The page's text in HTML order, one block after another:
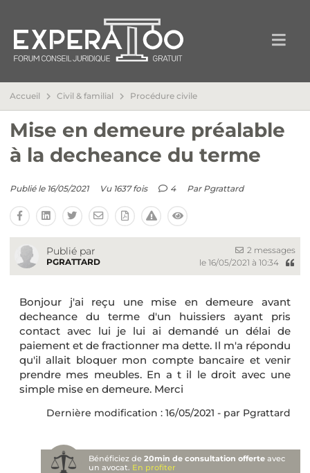
Accueil Civil & familial Procédure civile
Mise en demeure préalable
à la decheance du terme
Publié le 16/05/2021 Vu 1637 fois 4 Par Pgrattard
Publié par
PGRATTARD
2 messages
le 16/05/2021 à 10:34
Bonjour j'ai reçu une mise en demeure avant
decheance du terme d'un huissiers ayant pris
contact avec lui je lui ai demandé un délai de
paiement et de fractionner ma dette. Il m'a répondu
qu'il allait bloquer mon compte bancaire et venir
prendre mes meubles. En a t il le droit avec une
simple mise en demeure. Merci
Dernière modification : 16/05/2021 - par Pgrattard
Bénéficiez de20min de consultation offerte avec
un avocat. En profiter